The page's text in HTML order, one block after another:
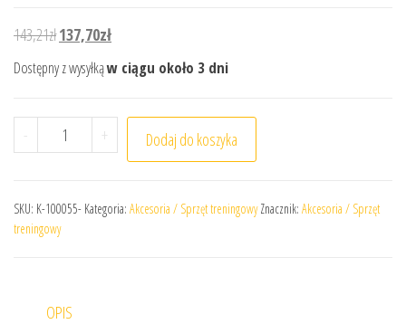
143,21złPierwotna cena wynosiła: 143,21zł.
137,70złAktualna cena wynosi: 137,70zł.
Dostępny z wysyłkąw ciągu około 3 dni
- ilość Koła koordynacyjne Yakima 50cm - zestaw z torbą
+ Dodaj do koszyka
SKU: K-100055- Kategoria: Akcesoria / Sprzęt treningowy Znacznik: Akcesoria / Sprzęt
treningowy
OPIS